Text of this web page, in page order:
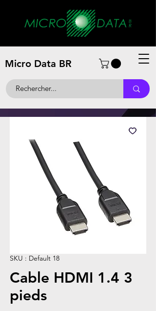
Micro Data BR
SKU : Default 18
Cable HDMI 1.4 3
pieds